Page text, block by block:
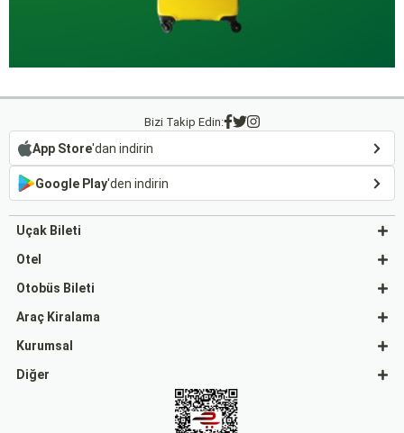
Bizi Takip Edin:
App Store'dan indirin
Google Play'den indirin
Uçak Bileti
Otel
Otobüs Bileti
Araç Kiralama
Kurumsal
Diğer